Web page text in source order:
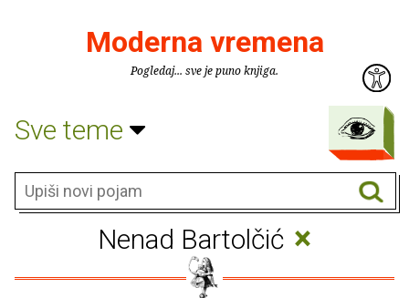
Moderna vremena
Pogledaj... sve je puno knjiga.
Sve teme
Nenad Bartolčić ×